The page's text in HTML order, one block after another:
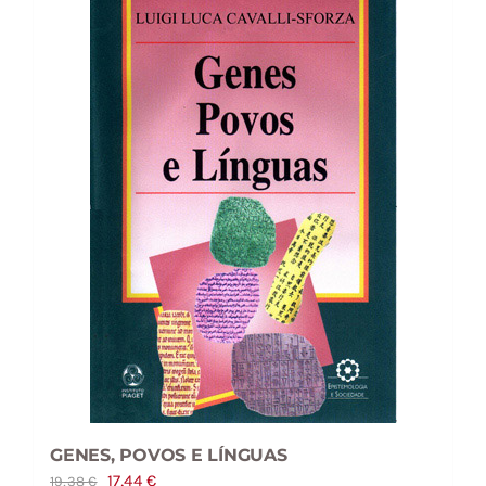
GENES, POVOS E LÍNGUAS
19,38€
O
17,44€O